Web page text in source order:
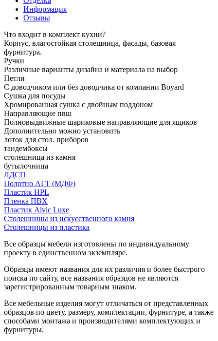
Информация
Отзывы
Что входит в комплект кухни?
Корпус, влагостойкая столешница, фасады, базовая
фурнитура.
Ручки
Различные варианты дизайна и материала на выбор
Петли
С доводчиком или без доводчика от компании Boyard
Сушка для посуды
Хромированная сушка с двойным поддоном
Направляющие пвш
Полновыдвижные шариковые направляющие для ящиков
Дополнительно можно установить
лоток для стол. приборов
тандембоксы
столешница из камня
бутылочница
ЛДСП
Полотно АГТ (МДФ)
Пластик HPL
Пленка ПВХ
Пластик Alvic Luxe
Столешницы из искусственного камня
Столешницы из пластика
Все образцы мебели изготовлены по индивидуальному
проекту в единственном экземпляре.
Образцы имеют названия для их различия и более быстрого
поиска по сайту, все названия образцов не являются
зарегистрированным товарным знаком.
Все мебельные изделия могут отличаться от представленных
образцов по цвету, размеру, комплектации, фурнитуре, а также
способами монтажа и производителями комплектующих и
фурнитуры.